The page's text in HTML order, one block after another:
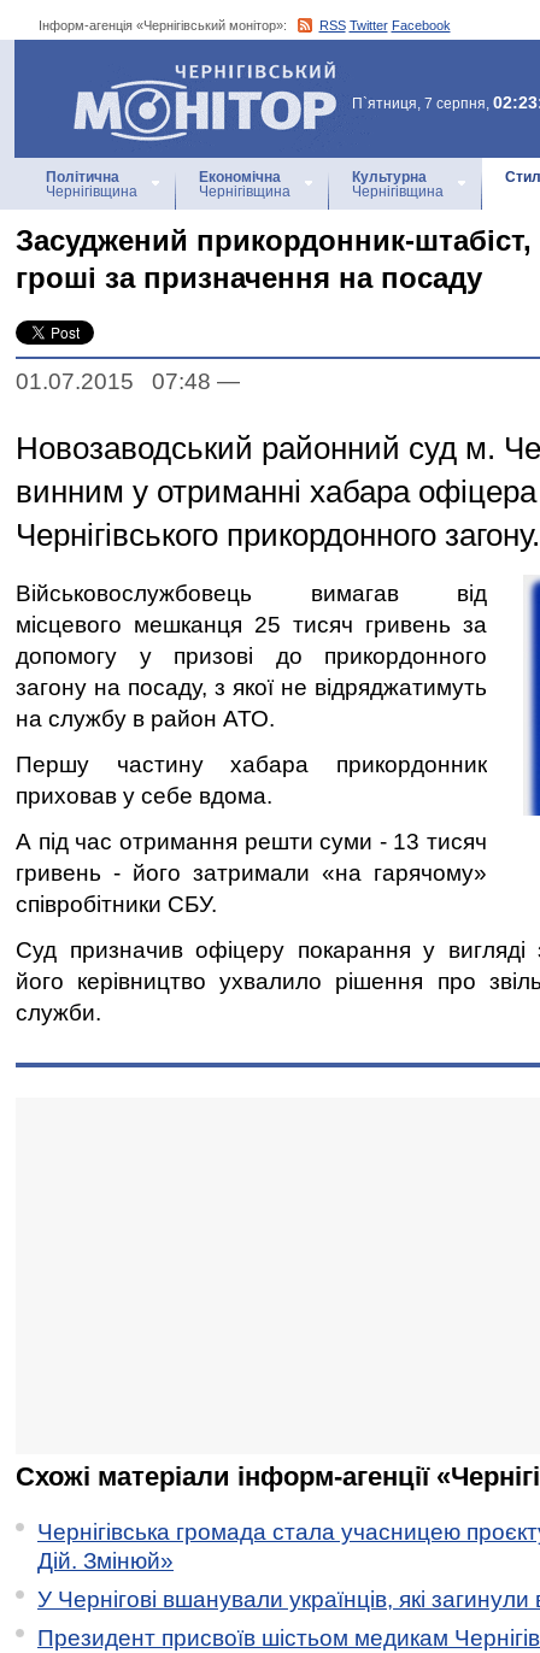
Інформ-агенція «Чернігівський монітор»: RSS Twitter Facebook
Інформ-агенція
«Чернігівський монітор»
П`ятниця, 7 серпня,
Політична
Чернігівщина
Економічна
Чернігівщина
Культурна
Чернігівщина
Засуджений прикордонник-
гроші за призначення на посаду
01.07.2015 07:48 —
Новозаводський районний суд м.
винним у отриманні хабара
Чернігівського прикордонного загону.
Військовослужбовець вимагав від
місцевого мешканця 25 тисяч гривень за
допомогу у призові до прикордонного
загону на посаду, з якої не відряджатимуть
на службу в район АТО.
Першу частину хабара прикордонник
приховав у себе вдома.
А під час отримання решти суми - 13 тисяч
гривень - його затримали «на гарячому»
співробітники СБУ.
Суд призначив офіцеру покарання у
його керівництво ухвалило рішення про
служби.
Схожі матеріали інформ-агенції
Чернігівська громада стала учасницею
Дій. Змінюй»
У Чернігові вшанували українців, які загинули
Президент присвоїв шістьом медикам